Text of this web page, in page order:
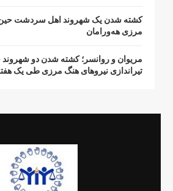
کشتە شدن یک شهروند اهل سردشت حین
مرزی هەورامان
مریوان و روانسر؛ کشته شدن دو شهروند
تیراندازی نیروهای هنگ مرزی طی یک